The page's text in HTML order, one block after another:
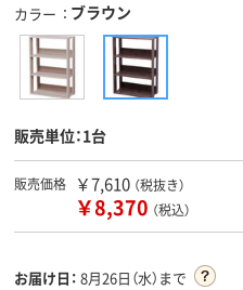
カラー ブラウン
販売単位：1台
販売価格 ￥7,610 （税抜き）
￥8,370 （税込）
お届け日： 8月26日（水）まで